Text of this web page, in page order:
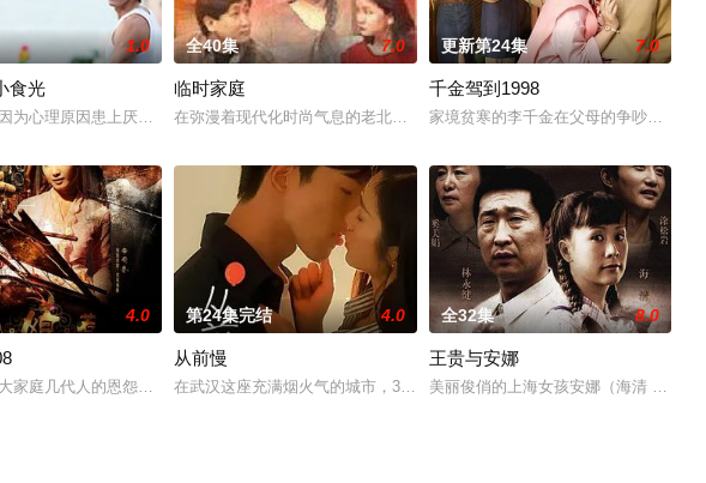
，被大火烧伤的夏安乐儿侥幸逃出，以蛊续命却要忍受噬心之痛，筹备多年后化名半梦接近仇人，
1.0
食光
为心理原因患上厌食症的大龄未婚医生陆若男，因家中催婚而让从事“生活演员”职业的蒋小戈扮演男
全40集 7.0
临时家庭
在弥漫着现代化时尚气息的老北京城某个单元房，是热衷倒卖古董文物的董
更新第24集 7.0
千金驾到1998
家境贫寒的李千金在父母的争吵声中长
小天资聪颖，做任何事情都比别人优秀，大学毕业后做了工厂的技术骨干。但正因为老舅太过聪明
4.0
家庭几代人的恩怨情仇，融合娘惹文化精髓，展现了新加坡的历史变迁。哑女菊香（欧萱 饰）出生
第24集完结 4.0
从前慢
在武汉这座充满烟火气的城市，30岁的甜品店老板欧阳星月与23岁的摄影师
全32集 8.0
王贵与安娜
美丽俊俏的上海女孩安娜（海清 饰）